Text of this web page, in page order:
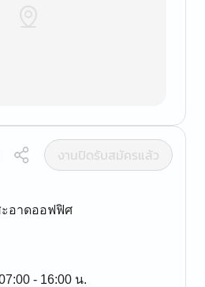
งานปิดรับสมัครแล้ว
อาดออฟฟิศ
- 16:00 น.